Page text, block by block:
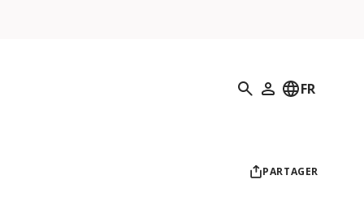
Recherche
Mon profil
FR
PARTAGER